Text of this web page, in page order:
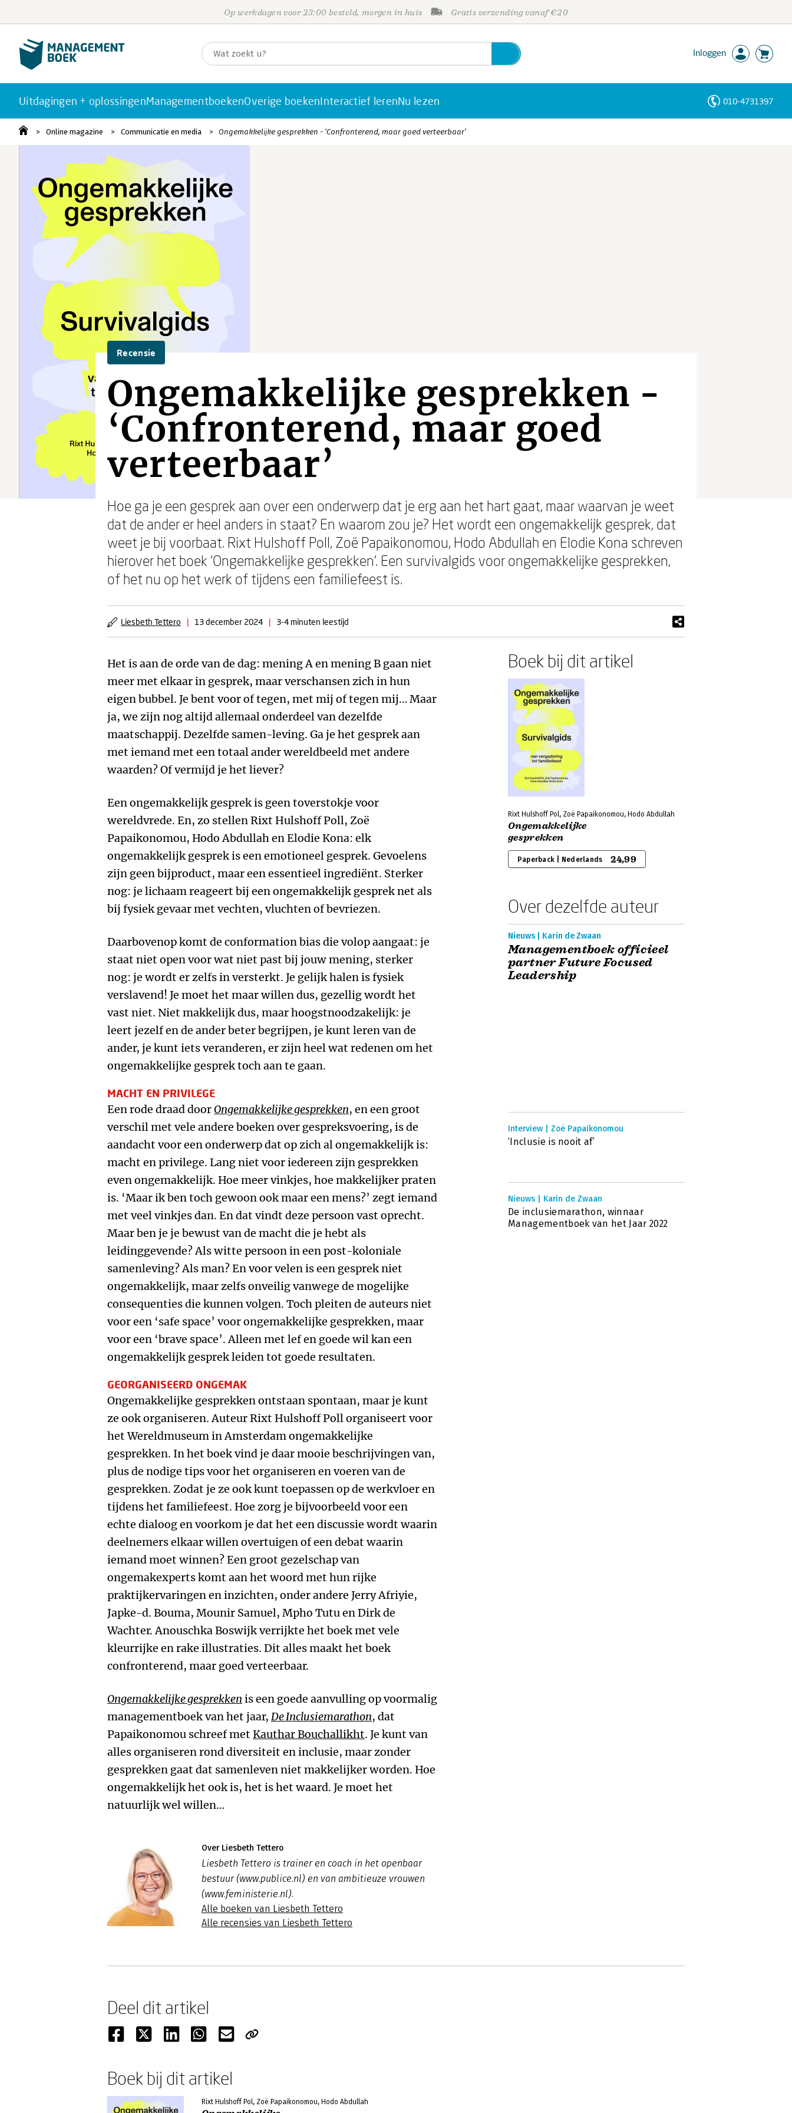
Op werkdagen voor 23:00 besteld, morgen in huis Gratis verzending vanaf €20
Inloggen
Uitdagingen + oplossingenManagementboekenOverige boekenInteractief lerenNu lezen 010-4731397
Online magazine Communicatie en media Ongemakkelijke gesprekken - ‘Confronterend, maar goed verteerbaar’
Recensie
Ongemakkelijke gesprekken -
‘Confronterend, maar goed
verteerbaar’
Hoe ga je een gesprek aan over een onderwerp dat je erg aan het hart gaat, maar waarvan je weet
dat de ander er heel anders in staat? En waarom zou je? Het wordt een ongemakkelijk gesprek, dat
weet je bij voorbaat. Rixt Hulshoff Poll, Zoë Papaikonomou, Hodo Abdullah en Elodie Kona schreven
hierover het boek ‘Ongemakkelijke gesprekken’. Een survivalgids voor ongemakkelijke gesprekken,
of het nu op het werk of tijdens een familiefeest is.
Liesbeth Tettero | 13 december 2024 | 3-4 minuten leestijd
Het is aan de orde van de dag: mening A en mening B gaan niet
meer met elkaar in gesprek, maar verschansen zich in hun
eigen bubbel. Je bent voor of tegen, met mij of tegen mij… Maar
ja, we zijn nog altijd allemaal onderdeel van dezelfde
maatschappij. Dezelfde samen-leving. Ga je het gesprek aan
met iemand met een totaal ander wereldbeeld met andere
waarden? Of vermijd je het liever?
Een ongemakkelijk gesprek is geen toverstokje voor
wereldvrede. En, zo stellen Rixt Hulshoff Poll, Zoë
Papaikonomou, Hodo Abdullah en Elodie Kona: elk
ongemakkelijk gesprek is een emotioneel gesprek. Gevoelens
zijn geen bijproduct, maar een essentieel ingrediënt. Sterker
nog: je lichaam reageert bij een ongemakkelijk gesprek net als
bij fysiek gevaar met vechten, vluchten of bevriezen.
Daarbovenop komt de conformation bias die volop aangaat: je
staat niet open voor wat niet past bij jouw mening, sterker
nog: je wordt er zelfs in versterkt. Je gelijk halen is fysiek
verslavend! Je moet het maar willen dus, gezellig wordt het
vast niet. Niet makkelijk dus, maar hoogstnoodzakelijk: je
leert jezelf en de ander beter begrijpen, je kunt leren van de
ander, je kunt iets veranderen, er zijn heel wat redenen om het
ongemakkelijke gesprek toch aan te gaan.
MACHT EN PRIVILEGE
Een rode draad doorOngemakkelijke gesprekken, en een groot
verschil met vele andere boeken over gespreksvoering, is de
aandacht voor een onderwerp dat op zich al ongemakkelijk is:
macht en privilege. Lang niet voor iedereen zijn gesprekken
even ongemakkelijk. Hoe meer vinkjes, hoe makkelijker praten
is. ‘Maar ik ben toch gewoon ook maar een mens?’ zegt iemand
met veel vinkjes dan. En dat vindt deze persoon vast oprecht.
Maar ben je je bewust van de macht die je hebt als
leidinggevende? Als witte persoon in een post-koloniale
samenleving? Als man? En voor velen is een gesprek niet
ongemakkelijk, maar zelfs onveilig vanwege de mogelijke
consequenties die kunnen volgen. Toch pleiten de auteurs niet
voor een ‘safe space’ voor ongemakkelijke gesprekken, maar
voor een ‘brave space’. Alleen met lef en goede wil kan een
ongemakkelijk gesprek leiden tot goede resultaten.
GEORGANISEERD ONGEMAK
Ongemakkelijke gesprekken ontstaan spontaan, maar je kunt
ze ook organiseren. Auteur Rixt Hulshoff Poll organiseert voor
het Wereldmuseum in Amsterdam ongemakkelijke
gesprekken. In het boek vind je daar mooie beschrijvingen van,
plus de nodige tips voor het organiseren en voeren van de
gesprekken. Zodat je ze ook kunt toepassen op de werkvloer en
tijdens het familiefeest. Hoe zorg je bijvoorbeeld voor een
echte dialoog en voorkom je dat het een discussie wordt waarin
deelnemers elkaar willen overtuigen of een debat waarin
iemand moet winnen? Een groot gezelschap van
ongemakexperts komt aan het woord met hun rijke
praktijkervaringen en inzichten, onder andere Jerry Afriyie,
Japke-d. Bouma, Mounir Samuel, Mpho Tutu en Dirk de
Wachter. Anouschka Boswijk verrijkte het boek met vele
kleurrijke en rake illustraties. Dit alles maakt het boek
confronterend, maar goed verteerbaar.
Ongemakkelijke gesprekken is een goede aanvulling op voormalig
managementboek van het jaar, De Inclusiemarathon, dat
Papaikonomou schreef met Kauthar Bouchallikht. Je kunt van
alles organiseren rond diversiteit en inclusie, maar zonder
gesprekken gaat dat samenleven niet makkelijker worden. Hoe
ongemakkelijk het ook is, het is het waard. Je moet het
natuurlijk wel willen…
Over Liesbeth Tettero
Liesbeth Tettero is trainer en coach in het openbaar
bestuur (www.publice.nl) en van ambitieuze vrouwen
(www.feministerie.nl).
Alle boeken van Liesbeth Tettero
Alle recensies van Liesbeth Tettero
Boek bij dit artikel
Rixt Hulshoff Pol, Zoë Papaikonomou, Hodo Abdullah
Ongemakkelijke
gesprekken
Paperback | Nederlands 24,99
Over dezelfde auteur
Nieuws | Karin de Zwaan
Managementboek officieel
partner Future Focused
Leadership
Interview | Zoë Papaikonomou
‘Inclusie is nooit af’
Nieuws | Karin de Zwaan
De inclusiemarathon, winnaar
Managementboek van het Jaar 2022
Deel dit artikel
Boek bij dit artikel
Rixt Hulshoff Pol, Zoë Papaikonomou, Hodo Abdullah
Personen